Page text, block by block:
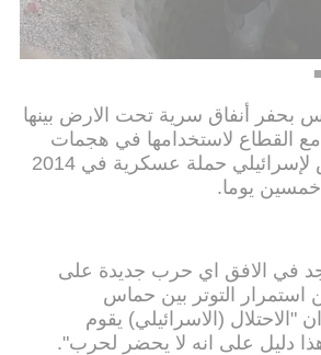
بحفر أنفاق سرية تحت الارض بينها
مع القطاع لاستخدامها في هجمات
ضدها. وشن الجيش لإسرائيلي حملة عسكرية في 2014
يوما.
في الافق اي حرب جديدة على
التوتر بين حماس
(الاسرائيلي) يقوم
دليل على انه لا يحضر لحرب".